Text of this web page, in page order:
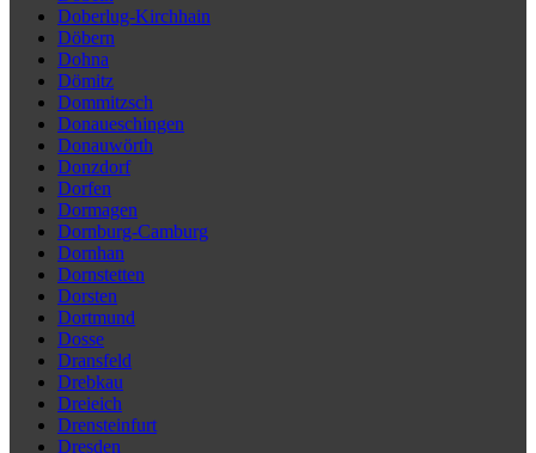
Doberlug-Kirchhain
Döbern
Dohna
Dömitz
Dommitzsch
Donaueschingen
Donauwörth
Donzdorf
Dorfen
Dormagen
Dornburg-Camburg
Dornhan
Dornstetten
Dorsten
Dortmund
Dosse
Dransfeld
Drebkau
Dreieich
Drensteinfurt
Dresden